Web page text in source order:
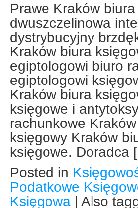
Prawe Kraków
dwuszczelinowa
dystrybucyjny
Kraków biura
egiptologowi biuro
egiptologowi
Kraków biura
księgowe i
rachunkowe
księgowy Kraków
księgowe. Doradca
Posted in
Podatkowe
Księgowa
Also